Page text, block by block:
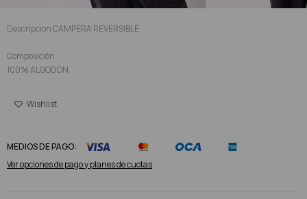
Descripcion CAMPERA REVERSIBLE
Composición
100% ALGODÓN
MEDIOS DE PAGO:
Ver opciones de pago y planes de cuotas